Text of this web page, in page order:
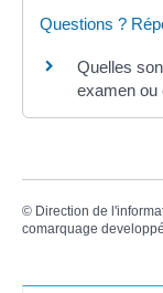
Questions ?
Quelles
examen ou
© Direction de
comarquage